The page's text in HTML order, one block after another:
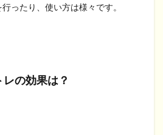
ったり、使い方は様々です。
の効果は？